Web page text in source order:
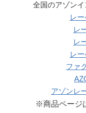
全国のアゾン
レ
レ
レ
レ
ファ
アゾンレ
※商品ページ